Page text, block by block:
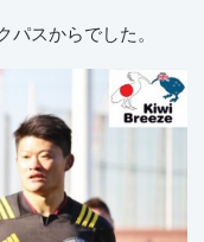
パスからでした。